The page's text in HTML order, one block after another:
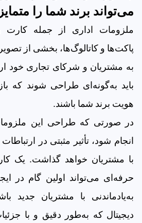
می‌تواند برند شما را
ملزومات اداری از جمله کارت
پاکت‌ها و کاتالوگ‌ها، بخشی از
به مشتریان و شرکای تجاری خود
باید به‌گونه‌ای طراحی شوند که
هویت برند شما باشند.
در صورتی که طراحی این
انجام شود، تأثیر مثبتی در
با مشتریان خواهد گذاشت. یک
حرفه‌ای می‌تواند اولین گام در
به‌یادماندنی با مشتریان جدید
دیجیتال که به‌طور دقیق و با